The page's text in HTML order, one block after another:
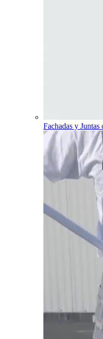
Fachadas y